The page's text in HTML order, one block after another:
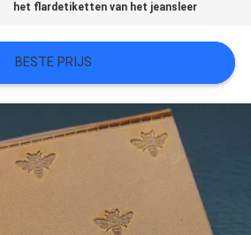
het flardetiketten van het jeansleer
BESTE PRIJS